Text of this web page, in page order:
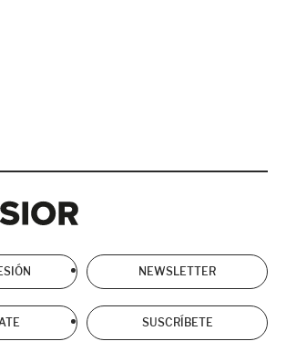
NEWSLETTER
SUSCRÍBETE